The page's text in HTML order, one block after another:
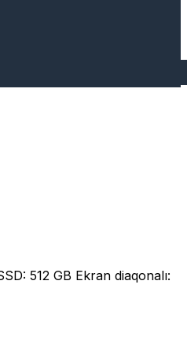
512 GB Ekran diaqonalı: